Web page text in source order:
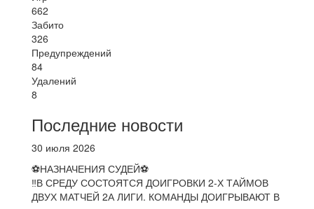
662
Забито
326
Предупреждений
84
Удалений
8
Последние новости
30 июля 2026
⚽НАЗНАЧЕНИЯ СУДЕЙ⚽
‼В СРЕДУ СОСТОЯТСЯ ДОИГРОВКИ 2-Х ТАЙМОВ
ДВУХ МАТЧЕЙ 2А ЛИГИ. КОМАНДЫ ДОИГРЫВАЮТ В